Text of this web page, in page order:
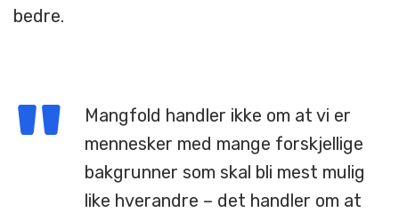
bedre.
Mangfold handler ikke om at vi er
mennesker med mange forskjellige
bakgrunner som skal bli mest mulig
like hverandre – det handler om at